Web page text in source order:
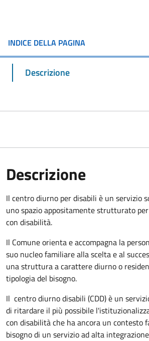
INDICE DELLA PAGINA
Descrizione
Descrizione
Il centro diurno per disabili è un servizio
uno spazio appositamente strutturato
con disabilità.
Il Comune orienta e accompagna la
suo nucleo familiare alla scelta e al
una struttura a carattere diurno o
tipologia del bisogno.
Il centro diurno disabili (CDD) è un
di ritardare il più possibile
con disabilità che ha ancora un contesto
bisogno di un servizio ad alta